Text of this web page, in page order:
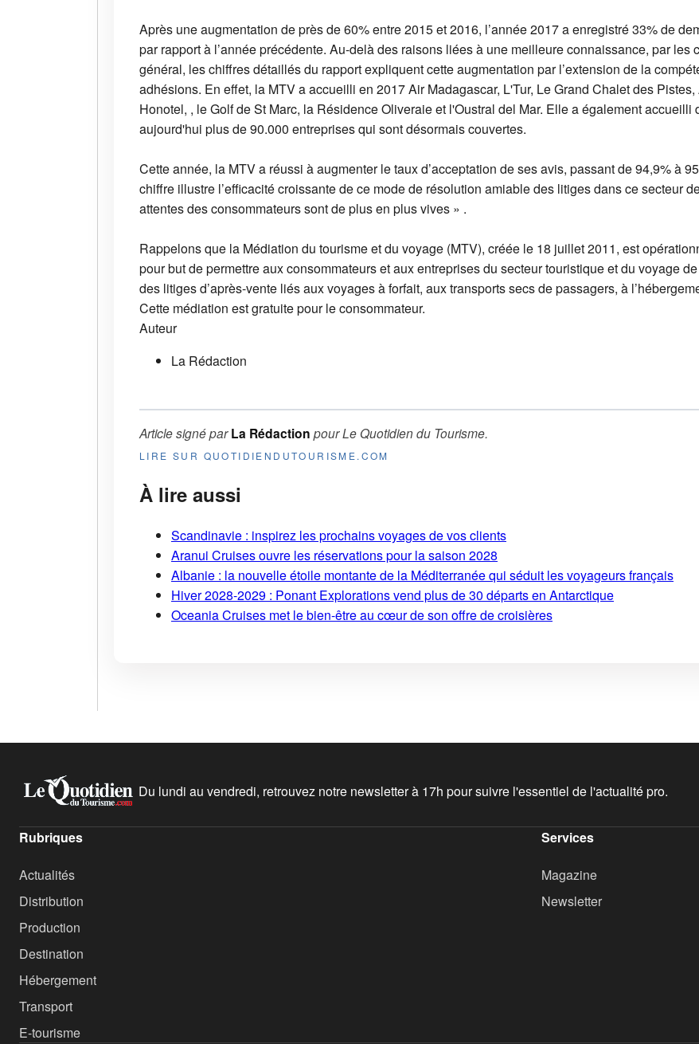
Après une augmentation de près de 60% entre 2015 et 2016, l’année 2017 a enregistré 33% de
par rapport à l’année précédente. Au-delà des raisons liées à une meilleure connaissance, par les
général, les chiffres détaillés du rapport expliquent cette augmentation par l’extension de la
adhésions. En effet, la MTV a accueilli en 2017 Air Madagascar, L'Tur, Le Grand Chalet des
Honotel, , le Golf de St Marc, la Résidence Oliveraie et l'Oustral del Mar. Elle a également
aujourd'hui plus de 90.000 entreprises qui sont désormais couvertes.
Cette année, la MTV a réussi à augmenter le taux d’acceptation de ses avis, passant de 94,9% à
chiffre illustre l’efficacité croissante de ce mode de résolution amiable des litiges dans ce secteur
attentes des consommateurs sont de plus en plus vives » .
Rappelons que la Médiation du tourisme et du voyage (MTV), créée le 18 juillet 2011, est
pour but de permettre aux consommateurs et aux entreprises du secteur touristique et du voyage
des litiges d’après-vente liés aux voyages à forfait, aux transports secs de passagers, à
Cette médiation est gratuite pour le consommateur.
Auteur
La Rédaction
Article signé parLa Rédaction pourLe Quotidien du Tourisme.
LIRE SUR QUOTIDIENDUTOURISME.COM
À lire aussi
Scandinavie : inspirez les prochains voyages de vos clients
Aranui Cruises ouvre les réservations pour la saison 2028
Albanie : la nouvelle étoile montante de la Méditerranée qui séduit les voyageurs français
Hiver 2028-2029 : Ponant Explorations vend plus de 30 départs en Antarctique
Oceania Cruises met le bien-être au cœur de son offre de croisières
Du lundi au vendredi, retrouvez notre newsletter à 17h pour suivre l'essentiel de l'actualité pro.
Rubriques
Actualités
Distribution
Production
Destination
Hébergement
Transport
E-tourisme
Services
Magazine
Newsletter